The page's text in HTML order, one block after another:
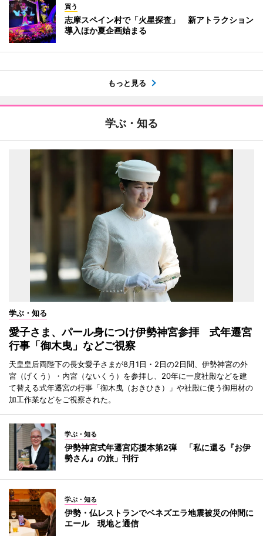
買う
志摩スペイン村で「火星探査」 新アトラクション
導入ほか夏企画始まる
もっと見る
学ぶ・知る
学ぶ・知る
愛子さま、パール身につけ伊勢神宮参拝 式年遷宮
行事「御木曳」などご視察
天皇皇后両陛下の長女愛子さまが8月1日・2日の2日間、伊勢神宮の外
宮（げくう）・内宮（ないくう）を参拝し、20年に一度社殿などを建
て替える式年遷宮の行事「御木曳（おきひき）」や社殿に使う御用材の
加工作業などをご視察された。
学ぶ・知る
伊勢神宮式年遷宮応援本第2弾 「私に還る『お伊
勢さん』の旅」刊行
学ぶ・知る
伊勢・仏レストランでベネズエラ地震被災の仲間に
エール 現地と通信